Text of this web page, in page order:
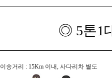
◎ 5톤1
이송거리 : 15Km 이내, 사다리차 별도